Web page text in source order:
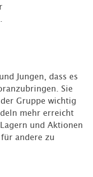
Jungen, dass es
Sie
Gruppe wichtig
mehr erreicht
und Aktionen
andere zu